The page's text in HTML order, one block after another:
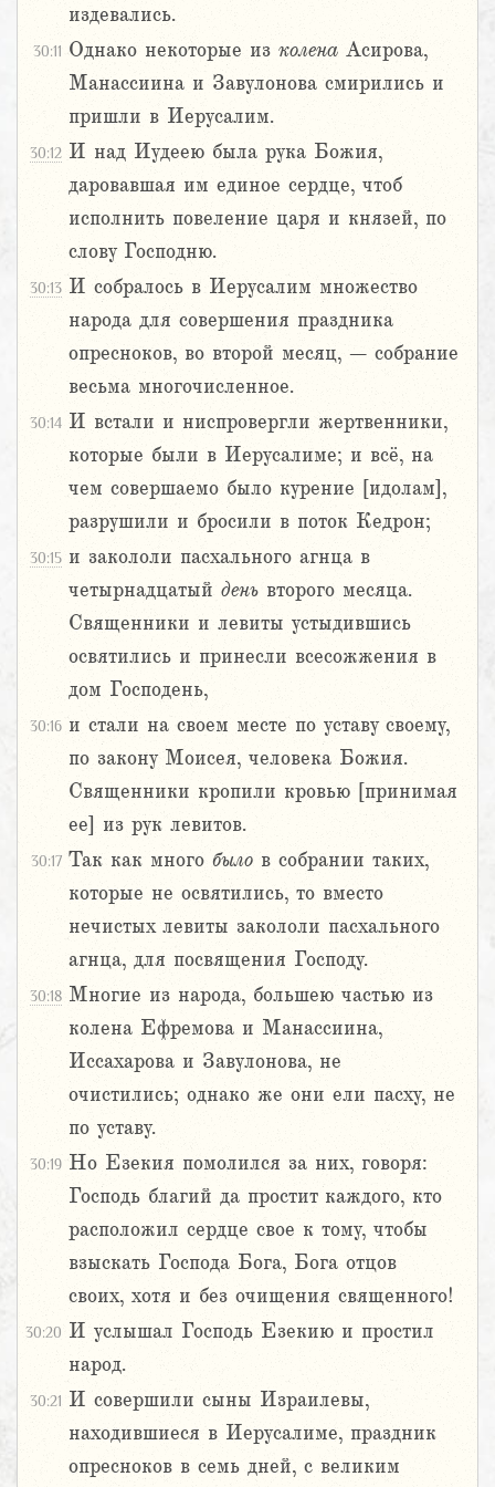
издевались.
30:11 Однако некоторые из колена Асирова,
Манассиина и Завулонова смирились и
пришли в Иерусалим.
30:12 И над Иудеею была рука Божия,
даровавшая им единое сердце, чтоб
исполнить повеление царя и князей, по
слову Господню.
30:13 И собралось в Иерусалим множество
народа для совершения праздника
опресноков, во второй месяц, – собрание
весьма многочисленное.
30:14 И встали и ниспровергли жертвенники,
которые были в Иерусалиме; и всё, на
чем совершаемо было курение [идолам],
разрушили и бросили в поток Кедрон;
30:15 и закололи пасхального агнца в
четырнадцатый день второго месяца.
Священники и левиты устыдившись
освятились и принесли всесожжения в
дом Господень,
30:16 и стали на своем месте по уставу своему,
по закону Моисея, человека Божия.
Священники кропили кровью [принимая
ее] из рук левитов.
30:17 Так как много было в собрании таких,
которые не освятились, то вместо
нечистых левиты закололи пасхального
агнца, для посвящения Господу.
30:18 Многие из народа, большею частью из
колена Ефремова и Манассиина,
Иссахарова и Завулонова, не
очистились; однако же они ели пасху, не
по уставу.
30:19 Но Езекия помолился за них, говоря:
Господь благий да простит каждого, кто
расположил сердце свое к тому, чтобы
взыскать Господа Бога, Бога отцов
своих, хотя и без очищения священного!
30:20 И услышал Господь Езекию и простил
народ.
30:21 И совершили сыны Израилевы,
находившиеся в Иерусалиме, праздник
опресноков в семь дней, с великим